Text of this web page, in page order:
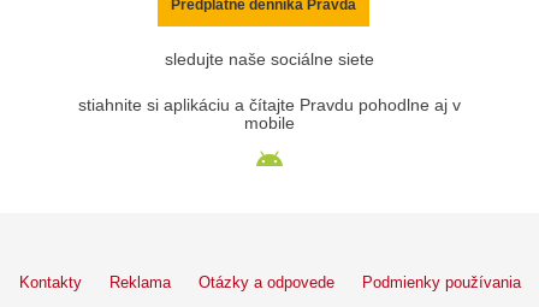
Predplatné denníka Pravda
sledujte naše sociálne siete
stiahnite si aplikáciu a čítajte Pravdu pohodlne aj v
mobile
Kontakty Reklama Otázky a odpovede Podmienky používania